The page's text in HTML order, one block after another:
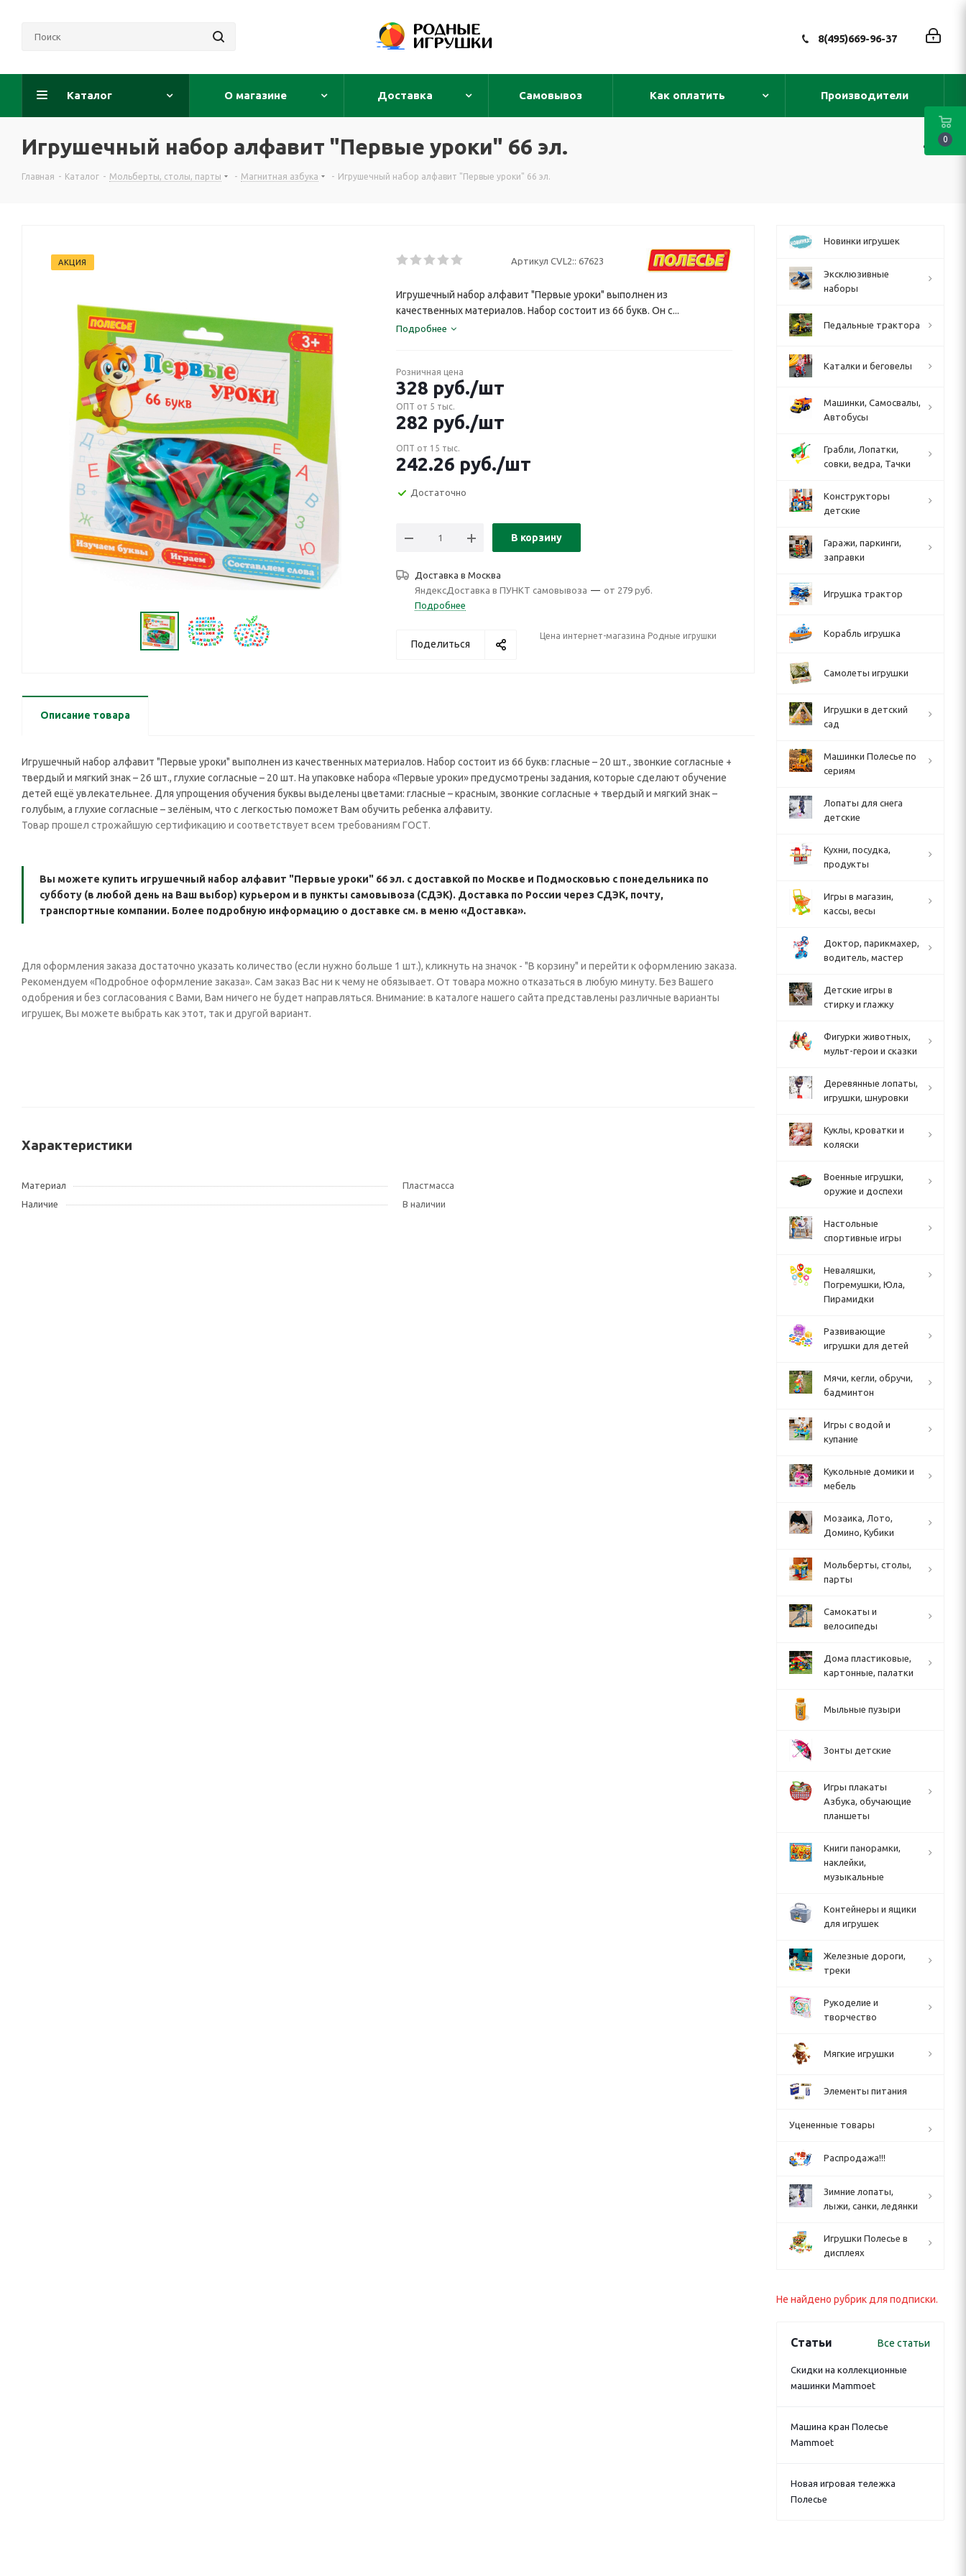
8(495)669-96-37
Каталог О магазине Доставка Самовывоз Как оплатить Производители
Игрушечный набор алфавит "Первые уроки" 66 эл.
Главная - Каталог - Мольберты, столы, парты - Магнитная азбука - Игрушечный набор алфавит "Первые уроки" 66 эл.
АКЦИЯ Артикул CVL2:: 67623
Игрушечный набор алфавит "Первые уроки" выполнен из
качественных материалов. Набор состоит из 66 букв. Он с...
Подробнее
Розничная цена
328 руб./шт
ОПТ от 5 тыс.
282 руб./шт
ОПТ от 15 тыс.
242.26 руб./шт
Достаточно
В корзину
Доставка в Москва
ЯндексДоставка в ПУНКТ самовывоза — от 279 руб.
Подробнее
Поделиться
Цена интернет-магазина Родные игрушки
Описание товара
Игрушечный набор алфавит "Первые уроки" выполнен из качественных материалов. Набор состоит из 66 букв: гласные – 20 шт., звонкие согласные +
твердый и мягкий знак – 26 шт., глухие согласные – 20 шт. На упаковке набора «Первые уроки» предусмотрены задания, которые сделают обучение
детей ещё увлекательнее. Для упрощения обучения буквы выделены цветами: гласные – красным, звонкие согласные + твердый и мягкий знак –
голубым, а глухие согласные – зелёным, что с легкостью поможет Вам обучить ребенка алфавиту.
Товар прошел строжайшую сертификацию и соответствует всем требованиям ГОСТ.
Вы можете купить игрушечный набор алфавит "Первые уроки" 66 эл. с доставкой по Москве и Подмосковью с понедельника по
субботу (в любой день на Ваш выбор) курьером и в пункты самовывоза (СДЭК). Доставка по России через СДЭК, почту,
транспортные компании. Более подробную информацию о доставке см. в меню «Доставка».
Для оформления заказа достаточно указать количество (если нужно больше 1 шт.), кликнуть на значок - "В корзину" и перейти к оформлению заказа.
Рекомендуем «Подробное оформление заказа». Сам заказ Вас ни к чему не обязывает. От товара можно отказаться в любую минуту. Без Вашего
одобрения и без согласования с Вами, Вам ничего не будет направляться. Внимание: в каталоге нашего сайта представлены различные варианты
игрушек, Вы можете выбрать как этот, так и другой вариант.
Характеристики
Материал
Пластмасса
Наличие
В наличии
Новинки игрушек
Эксклюзивные
наборы
Педальные трактора
Каталки и беговелы
Машинки, Самосвалы,
Автобусы
Грабли, Лопатки,
совки, ведра, Тачки
Конструкторы
детские
Гаражи, паркинги,
заправки
Игрушка трактор
Корабль игрушка
Самолеты игрушки
Игрушки в детский
сад
Машинки Полесье по
сериям
Лопаты для снега
детские
Кухни, посудка,
продукты
Игры в магазин,
кассы, весы
Доктор, парикмахер,
водитель, мастер
Детские игры в
стирку и глажку
Фигурки животных,
мульт-герои и сказки
Деревянные лопаты,
игрушки, шнуровки
Куклы, кроватки и
коляски
Военные игрушки,
оружие и доспехи
Настольные
спортивные игры
Неваляшки,
Погремушки, Юла,
Пирамидки
Развивающие
игрушки для детей
Мячи, кегли, обручи,
бадминтон
Игры с водой и
купание
Кукольные домики и
мебель
Мозаика, Лото,
Домино, Кубики
Мольберты, столы,
парты
Cамокаты и
велосипеды
Дома пластиковые,
картонные, палатки
Мыльные пузыри
Зонты детские
Игры плакаты
Азбука, обучающие
планшеты
Книги панорамки,
наклейки,
музыкальные
Контейнеры и ящики
для игрушек
Железные дороги,
треки
Рукоделие и
творчество
Мягкие игрушки
Элементы питания
Уцененные товары
Распродажа!!!
Зимние лопаты,
лыжи, санки, ледянки
Игрушки Полесье в
дисплеях
Не найдено рубрик для подписки.
Статьи Все статьи
Скидки на коллекционные
машинки Mammoet
Машина кран Полесье
Mammoet
Новая игровая тележка
Полесье
0